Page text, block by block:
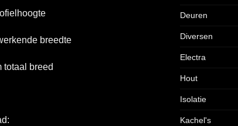
breedte
totaal breed
Deuren
Diversen
Electra
Hout
Isolatie
Kachel's